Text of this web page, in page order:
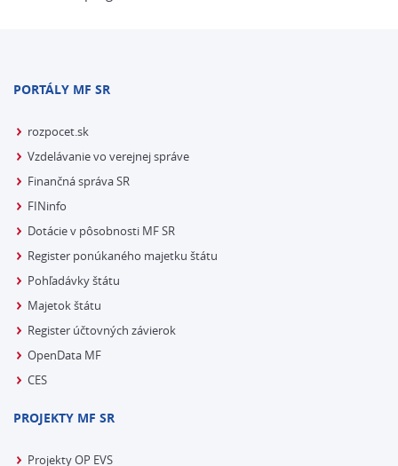
PORTÁLY MF SR
rozpocet.sk
Vzdelávanie vo verejnej správe
Finančná správa SR
FINinfo
Dotácie v pôsobnosti MF SR
Register ponúkaného majetku štátu
Pohľadávky štátu
Majetok štátu
Register účtovných závierok
OpenData MF
CES
PROJEKTY MF SR
Projekty OP EVS